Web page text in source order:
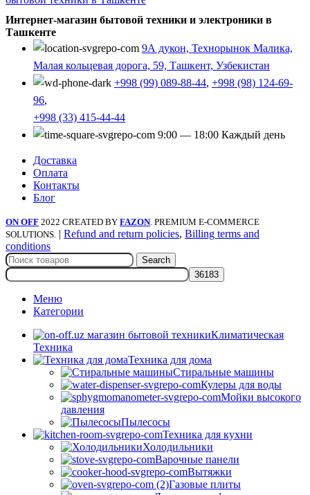
Интернет-магазин бытовой техники и электроники в
Ташкенте
9А дукон, Технорынок Малика,
Малая кольцевая дорога, 59, Ташкент, Узбекистан
+998 (99) 089-88-44, +998 (98) 124-69-
96,
+998 (33) 415-44-44
9:00 — 18:00 Каждый день
Доставка
Оплата
Контакты
Блог
ON OFF 2022 CREATED BY FAZON. PREMIUM E-COMMERCE
SOLUTIONS. | Refund and return policies, Billing terms and
conditions
Search
Меню
Категории
Климатическая
Техника
Техника для дома
Стиральные машины
Кулеры для воды
Мойки высокого
давления
Пылесосы
Техника для кухни
Холодильники
Варочные панели
Вытяжки
Газовые плиты